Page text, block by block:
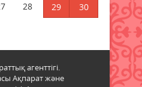
68
бөлігінде
28 29
30
агенттігі.
Ақпарат және